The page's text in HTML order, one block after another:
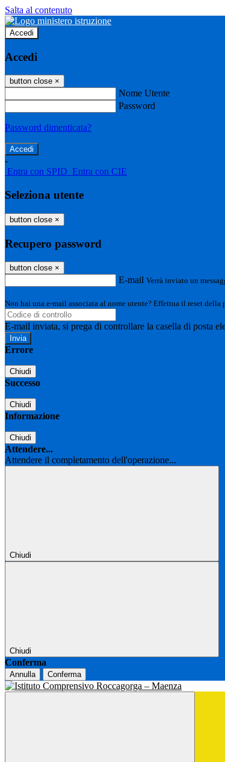
Salta al contenuto
Accedi
Accedi
button close ×
Nome Utente
Password
Password dimenticata?
-
Entra con SPID Entra con CIE
Seleziona utente
button close ×
Recupero password
button close ×
E-mail Verrà inviato un
Non hai una e-mail associata al nome utente? Effettua il reset della
E-mail inviata, si prega di controllare la casella di posta
Errore
Chiudi
Successo
Chiudi
Informazione
Chiudi
Attendere...
Attendere il completamento dell'operazione...
Chiudi
Chiudi
Conferma
Annulla Conferma